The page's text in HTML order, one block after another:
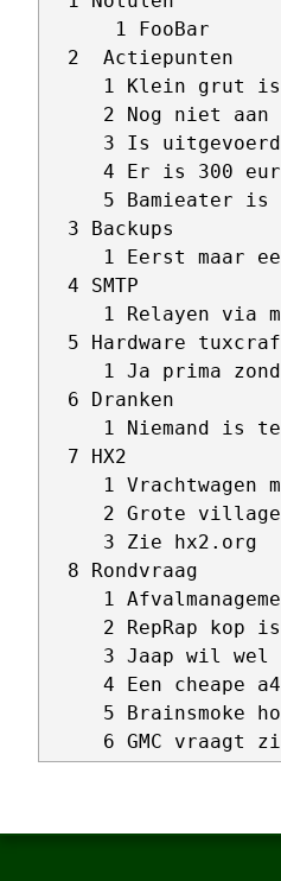
      1 FooBar
  2  Actiepunten
1 Klein grut
2 Nog niet aan
3 Is
4 Er is 300
5 Bamieater is
  3 Backups
1 Eerst maar
  4 SMTP
1 Relayen via
5 Hardware
1 Ja prima
  6 Dranken
1 Niemand is
  7 HX2
1 Vrachtwagen
2 Grote
     3 Zie hx2.org
  8 Rondvraag
1
2 RepRap kop
3 Jaap wil wel
4 Een cheape
5 Brainsmoke